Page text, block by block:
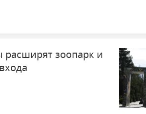
расширят зоопарк и